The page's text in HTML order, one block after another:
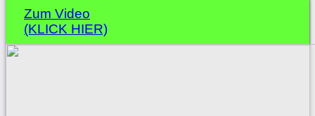
Zum Video
(KLICK HIER)